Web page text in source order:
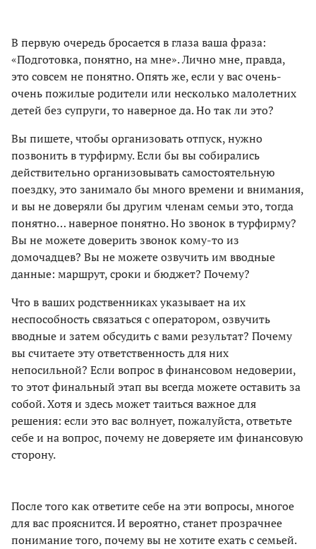
В первую очередь бросается в глаза ваша фраза:
«Подготовка, понятно, на мне». Лично мне, правда,
это совсем не понятно. Опять же, если у вас очень-
очень пожилые родители или несколько малолетних
детей без супруги, то наверное да. Но так ли это?
Вы пишете, чтобы организовать отпуск, нужно
позвонить в турфирму. Если бы вы собирались
действительно организовывать самостоятельную
поездку, это занимало бы много времени и внимания,
и вы не доверяли бы другим членам семьи это, тогда
понятно… наверное понятно. Но звонок в турфирму?
Вы не можете доверить звонок кому-то из
домочадцев? Вы не можете озвучить им вводные
данные: маршрут, сроки и бюджет? Почему?
Что в ваших родственниках указывает на их
неспособность связаться с оператором, озвучить
вводные и затем обсудить с вами результат? Почему
вы считаете эту ответственность для них
непосильной? Если вопрос в финансовом недоверии,
то этот финальный этап вы всегда можете оставить за
собой. Хотя и здесь может таиться важное для
решения: если это вас волнует, пожалуйста, ответьте
себе и на вопрос, почему не доверяете им финансовую
сторону.
После того как ответите себе на эти вопросы, многое
для вас прояснится. И вероятно, станет прозрачнее
понимание того, почему вы не хотите ехать с семьей.